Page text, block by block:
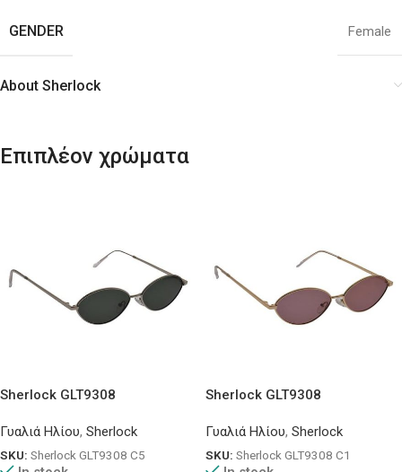
GENDER Female
About Sherlock
Επιπλέον χρώματα
Sherlock GLT9308
Γυαλιά Ηλίου, Sherlock
SKU: Sherlock GLT9308 C5
Sherlock GLT9308
Γυαλιά Ηλίου, Sherlock
SKU: Sherlock GLT9308 C1